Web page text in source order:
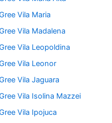
Vila Maria
Vila Madalena
Vila Leopoldina
Vila Leonor
Vila Jaguara
Vila Isolina Mazzei
Vila Ipojuca